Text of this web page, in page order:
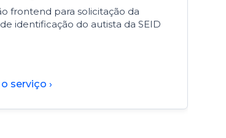
frontend para solicitação da
identificação do autista da SEID
serviço ›